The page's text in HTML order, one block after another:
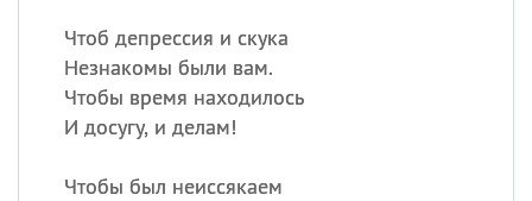
Чтоб депрессия и скука
Незнакомы были вам.
Чтобы время находилось
И досугу, и делам!
Чтобы был неиссякаем